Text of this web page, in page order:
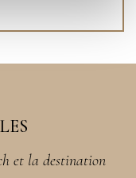
et la destination